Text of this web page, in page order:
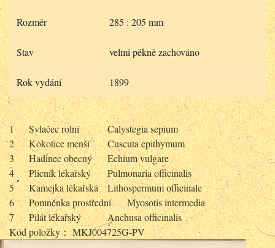
Rozměr 285 : 205 mm
Stav velmi pěkně zachováno
Rok vydání 1899
1 Svlačec rolní
Calystegia sepium
2
Kokotice menší
Cuscuta epithymum
3
Hadinec obecný
Echium vulgare
4
Plicník lékařský
Pulmonaria officinalis
5
Kamejka lékařská
Lithospermum officinale
6
Pomněnka prostřední
Myosotis intermedia
7
Pilát lékařský
Anchusa officinalis
Kód položky： MKJ004725G-PV